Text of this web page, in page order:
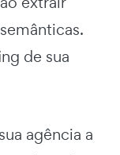
de sua
agência a